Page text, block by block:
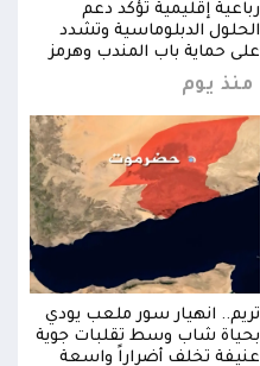
رباعية إقليمية تؤكد دعم
الحلول الدبلوماسية وتشدد
على حماية باب المندب وهرمز
منذ يوم
تريم.. انهيار سور ملعب يودي
بحياة شاب وسط تقلبات جوية
عنيفة تخلف أضراراً واسعة